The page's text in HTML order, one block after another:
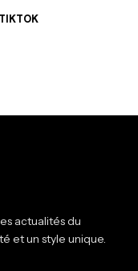
TIKTOK
actualités du
et un style unique.